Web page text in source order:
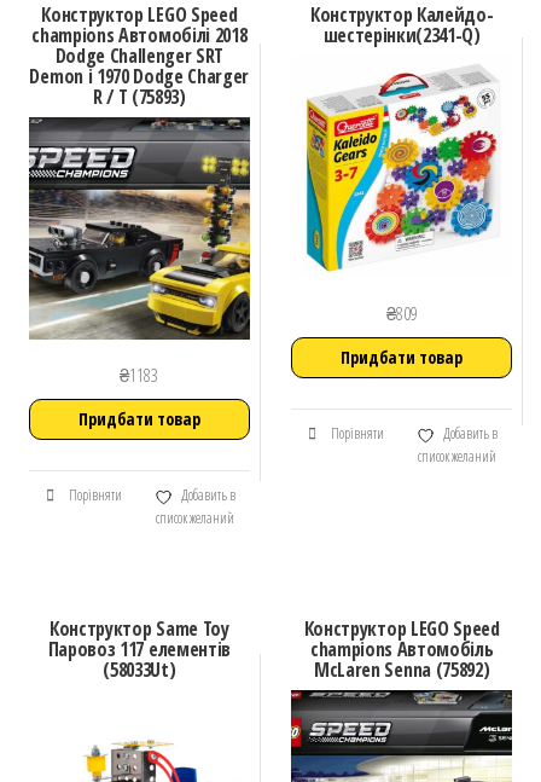
Конструктор LEGO Speed
champions Автомобілі 2018
Dodge Challenger SRT
Demon і 1970 Dodge Charger
R / T (75893)
₴1183
Придбати товар
Порівняти
Добавить в
список желаний
Конструктор Калейдо-
шестерінки(2341-Q)
₴809
Придбати товар
Порівняти
Добавить в
список желаний
Конструктор Same Toy
Паровоз 117 елементів
(58033Ut)
Конструктор LEGO Speed
champions Автомобіль
McLaren Senna (75892)